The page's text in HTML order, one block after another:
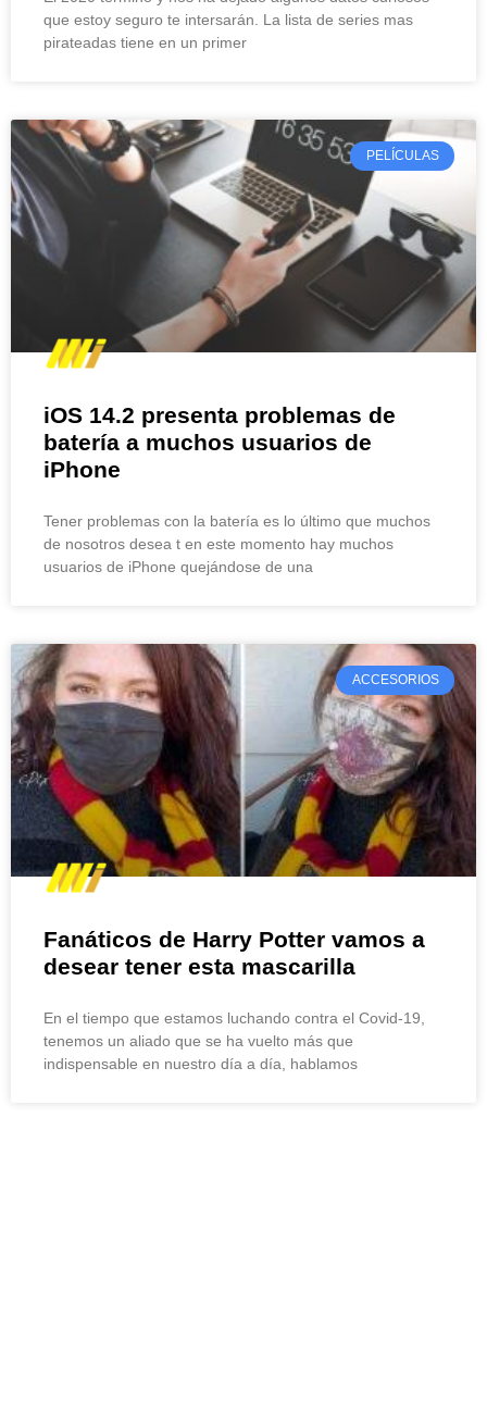
que estoy seguro te intersarán. La lista de series mas
pirateadas tiene en un primer
PELÍCULAS
iOS 14.2 presenta problemas de
batería a muchos usuarios de
iPhone
Tener problemas con la batería es lo último que muchos
de nosotros desea t en este momento hay muchos
usuarios de iPhone quejándose de una
ACCESORIOS
Fanáticos de Harry Potter vamos a
desear tener esta mascarilla
En el tiempo que estamos luchando contra el Covid-19,
tenemos un aliado que se ha vuelto más que
indispensable en nuestro día a día, hablamos